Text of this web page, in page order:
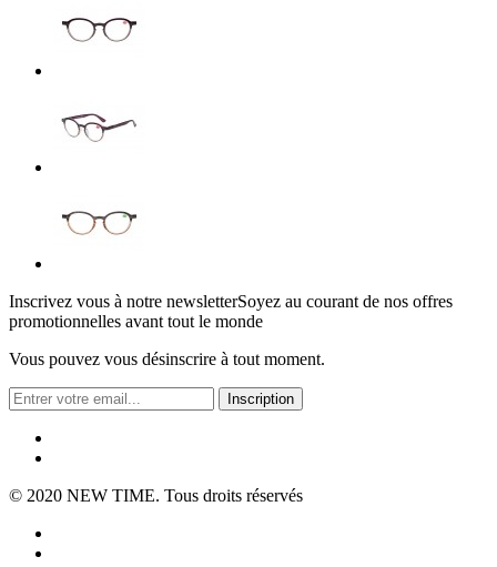
Inscrivez vous à notre newsletterSoyez au courant de nos offres
promotionnelles avant tout le monde
Vous pouvez vous désinscrire à tout moment.
Inscription
© 2020 NEW TIME. Tous droits réservés